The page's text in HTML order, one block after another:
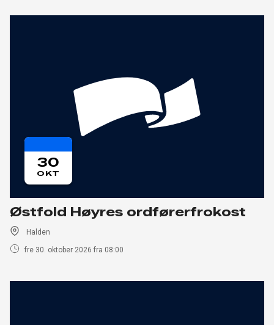
30
OKT
Østfold Høyres ordførerfrokost
Halden
fre 30. oktober 2026 fra 08:00